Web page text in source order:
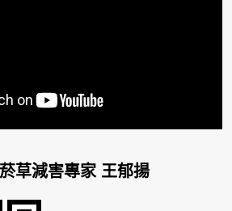
草減害專家 王郁揚